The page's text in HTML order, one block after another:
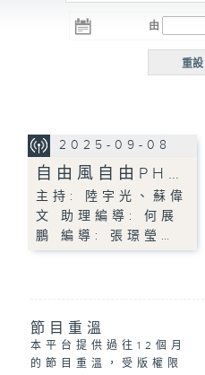
電台 電台
R5
由
重設
2025-09-08
自由風自由PH…
主持: 陸宇光、蘇偉
文 助理編導: 何展
鵬 編導: 張璟瑩…
節目重溫
本平台提供過往12個月
的節目重溫，受版權限